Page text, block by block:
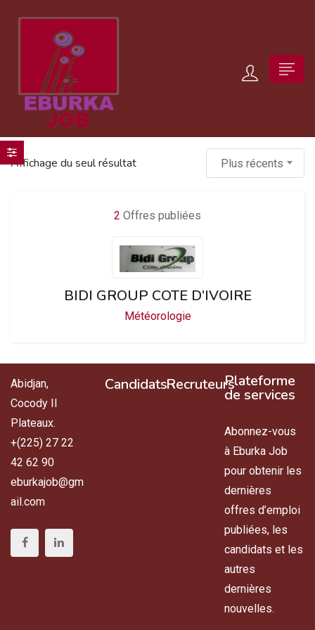
Affichage du seul résultat Plus récents
2 Offres publiées
BIDI GROUP COTE D’IVOIRE
Météorologie
Abidjan,
Cocody II
Plateaux.
+(225) 27 22
42 62 90
eburkajob@gm
ail.com
CandidatsRecruteursPlateforme
de services
Abonnez-vous
à Eburka Job
pour obtenir les
dernières
offres d’emploi
publiées, les
candidats et les
autres
dernières
nouvelles.